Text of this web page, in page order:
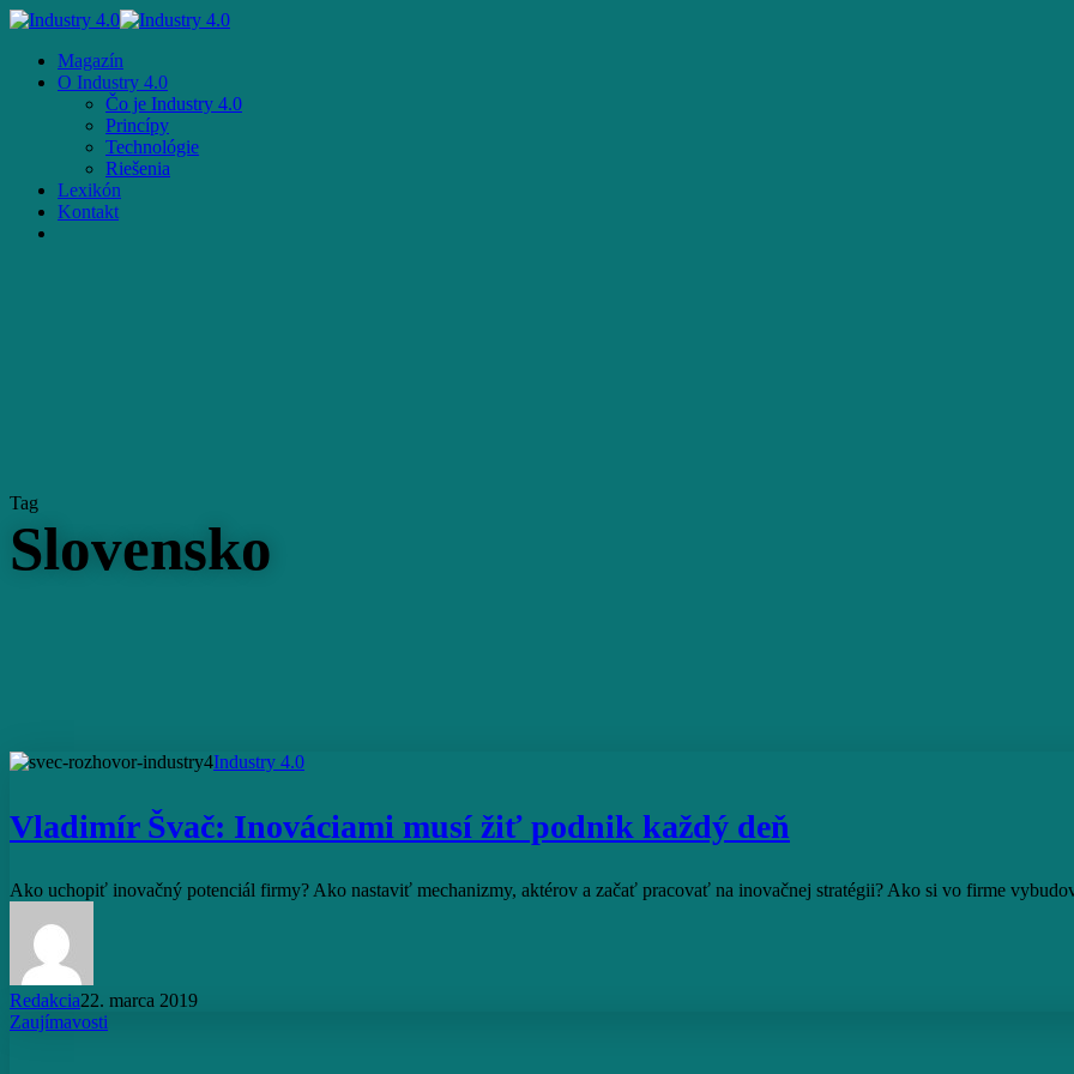
Skip
main
content
Menu
Magazín
O Industry 4.0
Čo je Industry 4.0
Princípy
Technológie
Riešenia
Lexikón
Kontakt
Tag
Slovensko
Vladimír
musí
žiť
každý
Industry 4.0
Vladimír Švač: Inováciami musí žiť podnik každý deň
Ako uchopiť inovačný potenciál firmy? Ako nastaviť mechanizmy, aktérov a začať pracovať na inovačnej stratégii? Ako si vo firme
Redakcia22. marca 2019
Takto
Zaujímavosti